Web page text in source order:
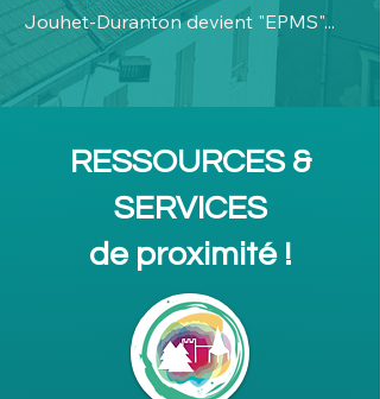
Jouhet-Duranton devient "EPMS"...
RESSOURCES &
SERVICES
de proximité !